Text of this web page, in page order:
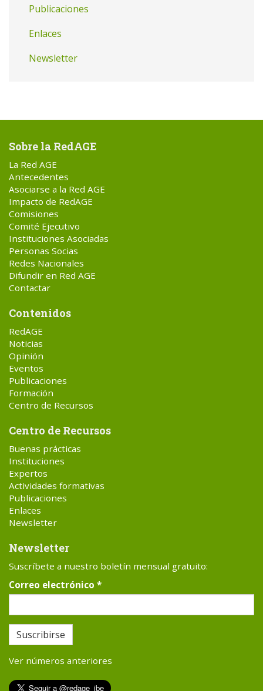
Publicaciones
Enlaces
Newsletter
Sobre la RedAGE
La Red AGE
Antecedentes
Asociarse a la Red AGE
Impacto de RedAGE
Comisiones
Comité Ejecutivo
Instituciones Asociadas
Personas Socias
Redes Nacionales
Difundir en Red AGE
Contactar
Contenidos
RedAGE
Noticias
Opinión
Eventos
Publicaciones
Formación
Centro de Recursos
Centro de Recursos
Buenas prácticas
Instituciones
Expertos
Actividades formativas
Publicaciones
Enlaces
Newsletter
Newsletter
Suscríbete a nuestro boletín mensual gratuito:
Correo electrónico *
Suscribirse
Ver números anteriores